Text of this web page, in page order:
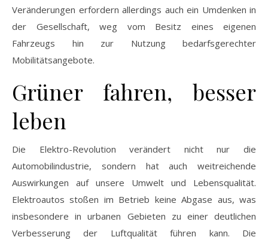
Veränderungen erfordern allerdings auch ein Umdenken in
der Gesellschaft, weg vom Besitz eines eigenen
Fahrzeugs hin zur Nutzung bedarfsgerechter
Mobilitätsangebote.
Grüner fahren, besser
leben
Die Elektro-Revolution verändert nicht nur die
Automobilindustrie, sondern hat auch weitreichende
Auswirkungen auf unsere Umwelt und Lebensqualität.
Elektroautos stoßen im Betrieb keine Abgase aus, was
insbesondere in urbanen Gebieten zu einer deutlichen
Verbesserung der Luftqualität führen kann. Die